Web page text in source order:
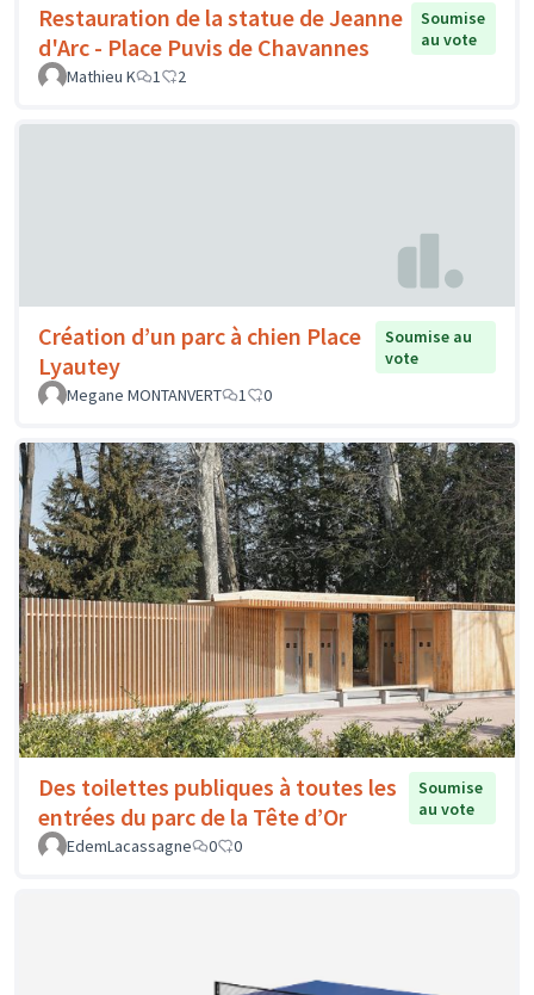
Restauration de la statue de Jeanne
d'Arc - Place Puvis de Chavannes
Soumise
au vote
Mathieu K
1 2
Création d’un parc à chien Place
Lyautey
Soumise au
vote
Megane MONTANVERT
1 0
Des toilettes publiques à toutes les
entrées du parc de la Tête d’Or
Soumise
au vote
EdemLacassagne
0 0